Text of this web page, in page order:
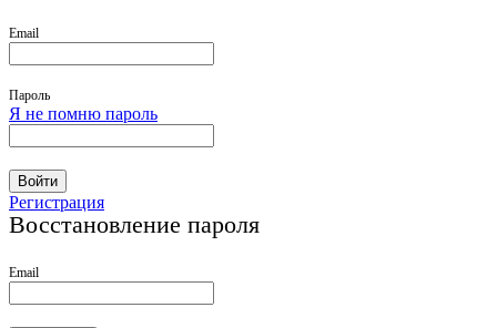
Email
Пароль
Я не помню пароль
Войти
Регистрация
Восстановление пароля
Email